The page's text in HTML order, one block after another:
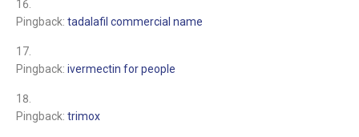
Pingback: tadalafil commercial name
Pingback: ivermectin for people
Pingback: trimox